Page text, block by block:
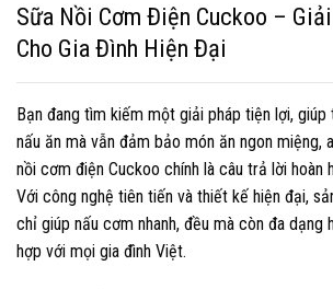
Sữa Nồi Cơm Điện Cuckoo –
Cho Gia Đình Hiện Đại
Bạn đang tìm kiếm một giải pháp tiện lợi,
nấu ăn mà vẫn đảm bảo món ăn ngon miệng,
nồi cơm điện Cuckoo chính là câu trả lời hoàn
Với công nghệ tiên tiến và thiết kế hiện đại,
chỉ giúp nấu cơm nhanh, đều mà còn đa dạng
hợp với mọi gia đình Việt.